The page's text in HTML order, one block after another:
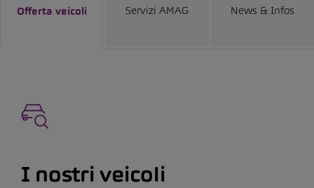
Offerta veicoli Servizi AMAG News & Infos
I nostri veicoli